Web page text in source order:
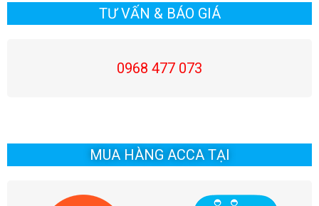
viết
viết
TƯ VẤN & BÁO GIÁ
0968 477 073
MUA HÀNG ACCA TẠI